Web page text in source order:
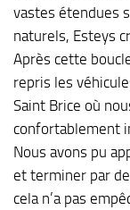
vastes étendues
naturels, Esteys
Après cette
repris les
Saint Brice où
confortablement
Nous avons pu
et terminer par
cela n’a pas